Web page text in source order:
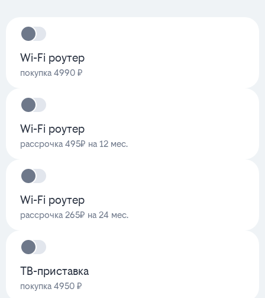
Wi-Fi роутер
покупка 4990 ₽
Wi-Fi роутер
рассрочка 495₽ на 12 мес.
Wi-Fi роутер
рассрочка 265₽ на 24 мес.
ТВ-приставка
покупка 4950 ₽